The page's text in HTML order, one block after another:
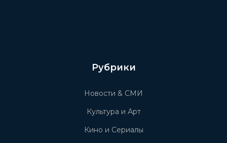
Рубрики
Новости & СМИ
Культура и Арт
Кино и Сериалы